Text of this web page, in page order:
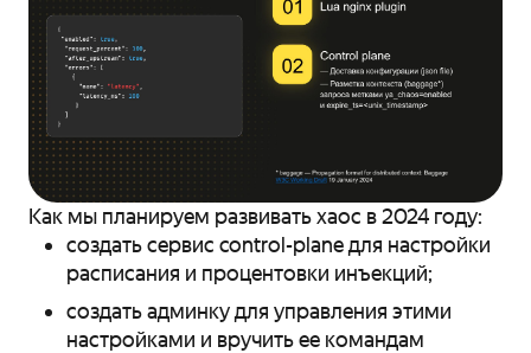
Как мы планируем развивать хаос в 2024 году:
создать сервис control-plane для настройки
расписания и процентовки инъекций;
создать админку для управления этими
настройками и вручить ее командам